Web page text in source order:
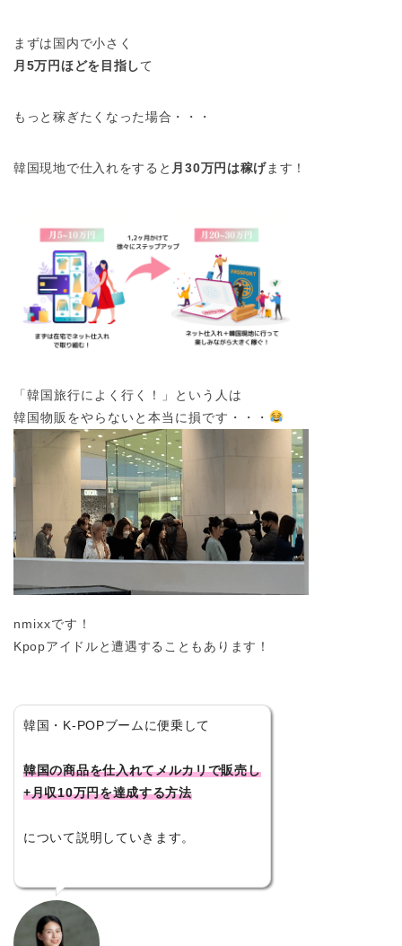
まずは国内で小さく
月5万円ほどを目指して
もっと稼ぎたくなった場合・・・
韓国現地で仕入れをすると 月30万円は稼げます！
「韓国旅行によく行く！」という人は
韓国物販をやらないと本当に損です・・・
nmixxです！
Kpopアイドルと遭遇することもあります！
韓国・K-POPブームに便乗して
韓国の商品を仕入れてメルカリで販売し
+月収10万円を達成する方法
について説明していきます。